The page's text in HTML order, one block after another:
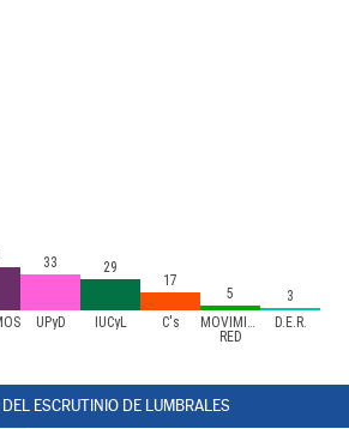
UPyD IUCyL C's
MOVIMIENTO
RED
D.E.R.
33 29
17
5 3
DEL ESCRUTINIO DE LUMBRALES